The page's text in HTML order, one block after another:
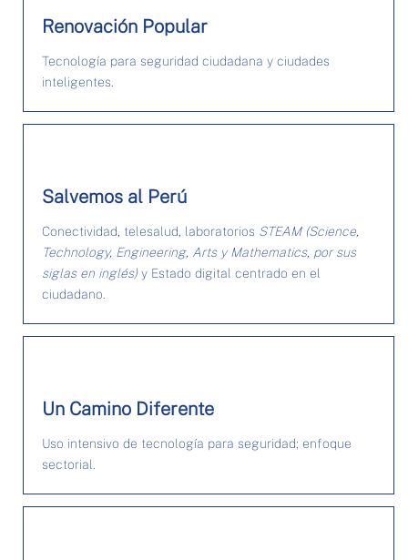
Renovación Popular
Tecnología para seguridad ciudadana y ciudades
inteligentes.
Salvemos al Perú
Conectividad, telesalud, laboratorios STEAM (Science,
Technology, Engineering, Arts y Mathematics, por sus
siglas en inglés)y Estado digital centrado en el
ciudadano.
Un Camino Diferente
Uso intensivo de tecnología para seguridad; enfoque
sectorial.